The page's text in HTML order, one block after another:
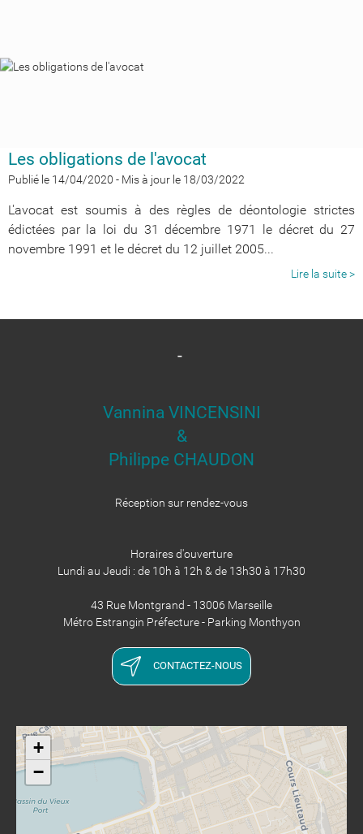
Les obligations de l'avocat
Publié le 14/04/2020 - Mis à jour le 18/03/2022
L'avocat est soumis à des règles de déontologie strictes
édictées par la loi du 31 décembre 1971 le décret du 27
novembre 1991 et le décret du 12 juillet 2005...
Lire la suite >
-
Vannina VINCENSINI
&
​​​​​​​Philippe CHAUDON
Réception sur rendez-vous
Horaires d'ouverture
Lundi au Jeudi : de 10h à 12h & de 13h30 à 17h30
43 Rue Montgrand - 13006 Marseille
Métro Estrangin Préfecture - Parking Monthyon
CONTACTEZ-NOUS
+
−